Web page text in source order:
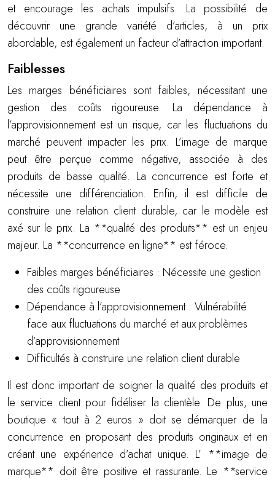
et encourage les achats impulsifs. La possibilité de
découvrir une grande variété d’articles, à un prix
abordable, est également un facteur d’attraction important.
Faiblesses
Les marges bénéficiaires sont faibles, nécessitant une
gestion des coûts rigoureuse. La dépendance à
l’approvisionnement est un risque, car les fluctuations du
marché peuvent impacter les prix. L’image de marque
peut être perçue comme négative, associée à des
produits de basse qualité. La concurrence est forte et
nécessite une différenciation. Enfin, il est difficile de
construire une relation client durable, car le modèle est
axé sur le prix. La **qualité des produits** est un enjeu
majeur. La **concurrence en ligne** est féroce.
Faibles marges bénéficiaires : Nécessite une gestion
des coûts rigoureuse
Dépendance à l’approvisionnement : Vulnérabilité
face aux fluctuations du marché et aux problèmes
d’approvisionnement
Difficultés à construire une relation client durable
Il est donc important de soigner la qualité des produits et
le service client pour fidéliser la clientèle. De plus, une
boutique « tout à 2 euros » doit se démarquer de la
concurrence en proposant des produits originaux et en
créant une expérience d’achat unique. L’ **image de
marque** doit être positive et rassurante. Le **service